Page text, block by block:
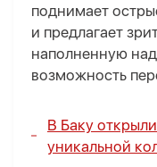
поднимает
и предлагает
наполненную
возможность
В Баку
уникальной